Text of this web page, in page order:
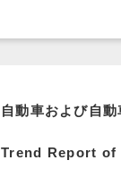
自動車および自
Trend Report